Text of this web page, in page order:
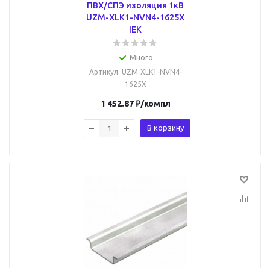
ПВХ/СПЭ изоляция 1кВ
UZM-XLK1-NVN4-1625X
IEK
Много
Артикул: UZM-XLK1-NVN4-
1625X
1 452.87₽/компл
В корзину